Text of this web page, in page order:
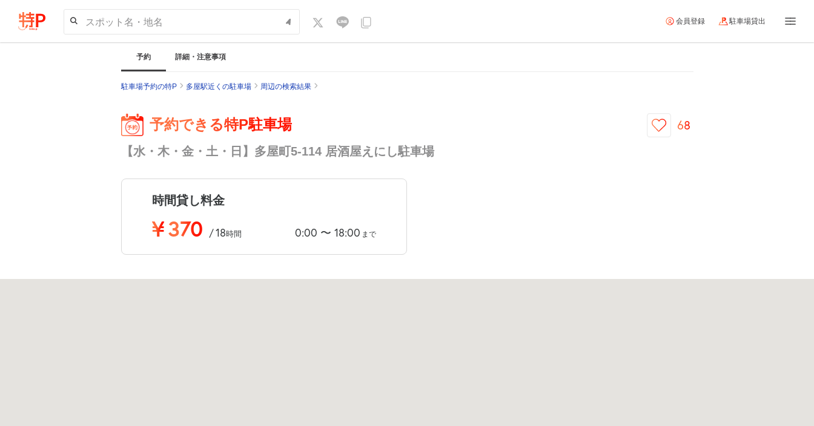
スポット名・地名 会員登録 駐車場貸出
予約 詳細・注意事項
駐車場予約の特P 多屋駅近くの駐車場 周辺の検索結果
予約できる特P駐車場
【水・木・金・土・日】多屋町5-114 居酒屋えにし駐車場
68
時間貸し料金
¥370 /18時間 0:00 〜 18:00 まで